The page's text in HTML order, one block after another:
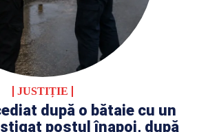
JUSTIȚIE
după o bătaie cu un
postul înapoi, după